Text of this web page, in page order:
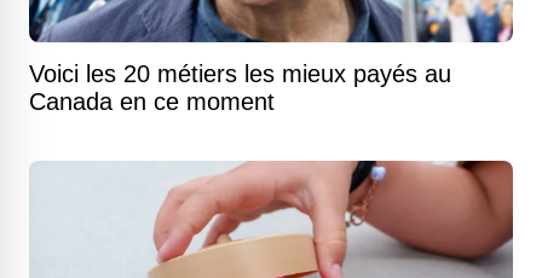
Voici les 20 métiers les mieux payés au
Canada en ce moment